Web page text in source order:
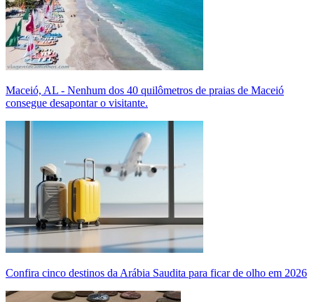
Maceió, AL - Nenhum dos 40 quilômetros de praias de Maceió
consegue desapontar o visitante.
Confira cinco destinos da Arábia Saudita para ficar de olho em 2026